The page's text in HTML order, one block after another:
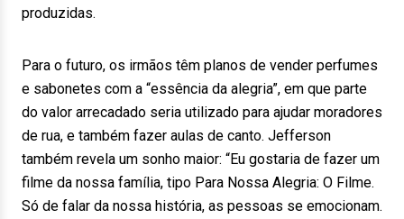
produzidas.
Para o futuro, os irmãos têm planos de vender perfumes
e sabonetes com a “essência da alegria”, em que parte
do valor arrecadado seria utilizado para ajudar moradores
de rua, e também fazer aulas de canto. Jefferson
também revela um sonho maior: “Eu gostaria de fazer um
filme da nossa família, tipo Para Nossa Alegria: O Filme.
Só de falar da nossa história, as pessoas se emocionam.